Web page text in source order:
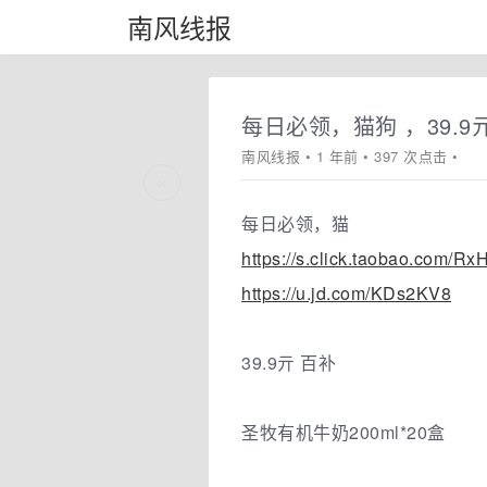
南风线报
每日必领，猫狗 ，39.9
南风线报 • 1 年前 • 397 次点击 •
每日必领，猫
https://s.click.taobao.com/
https://u.jd.com/KDs2KV8
39.9亓 百补
圣牧有机牛奶200ml*20盒